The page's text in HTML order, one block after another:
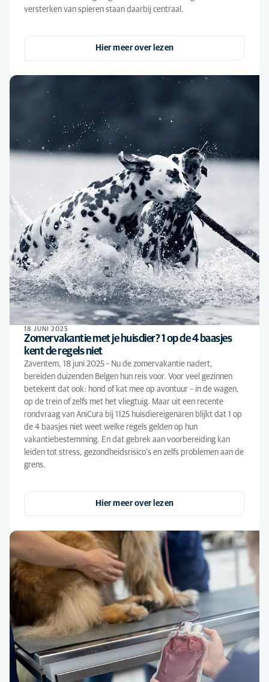
versterken van spieren staan daarbij centraal.
Hier meer over lezen
18 JUNI 2025
Zomervakantie met je huisdier? 1 op de 4 baasjes
kent de regels niet
Zaventem, 18 juni 2025 – Nu de zomervakantie nadert,
bereiden duizenden Belgen hun reis voor. Voor veel gezinnen
betekent dat ook: hond of kat mee op avontuur – in de wagen,
op de trein of zelfs met het vliegtuig. Maar uit een recente
rondvraag van AniCura bij 1125 huisdiereigenaren blijkt dat 1 op
de 4 baasjes niet weet welke regels gelden op hun
vakantiebestemming. En dat gebrek aan voorbereiding kan
leiden tot stress, gezondheidsrisico’s en zelfs problemen aan de
grens.
Hier meer over lezen